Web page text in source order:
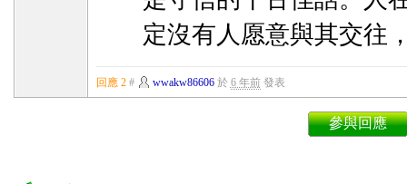
定沒有人愿意與其交往
回應 2 # wwakw86606於 6 年前發表
參與回應